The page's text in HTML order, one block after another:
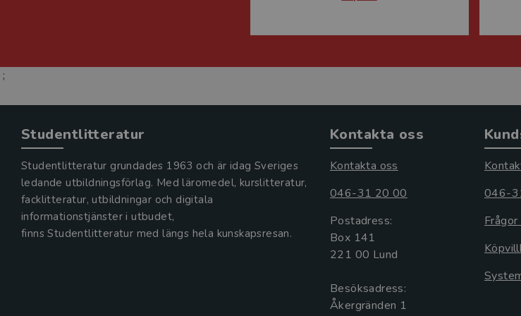
;
Studentlitteratur
Studentlitteratur grundades 1963 och är idag Sveriges
ledande utbildningsförlag. Med läromedel, kurslitteratur,
facklitteratur, utbildningar och digitala
informationstjänster i utbudet,
finns Studentlitteratur med längs hela kunskapsresan.
Kontakta oss
Kontakta oss
046-31 20 00
Postadress:
Box 141
221 00 Lund
Besöksadress:
Åkergränden 1
046-